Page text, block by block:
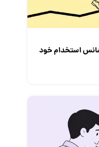
شانس استخدام خود